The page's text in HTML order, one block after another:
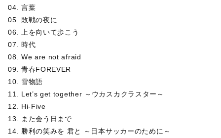
04. 言葉
05. 敗戦の夜に
06. 上を向いて歩こう
07. 時代
08. We are not afraid
09. 青春FOREVER
10. 雪物語
11. Let’s get together ～ウカスカクラスター～
12. Hi-Five
13. また会う日まで
14. 勝利の笑みを 君と ～日本サッカーのために～